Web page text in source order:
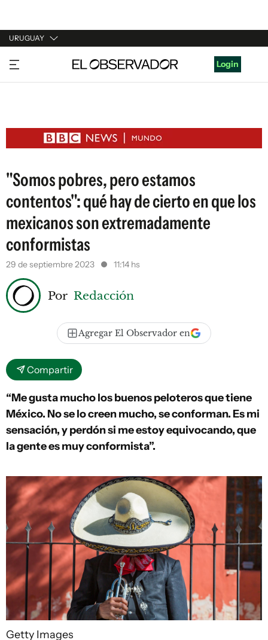
URUGUAY
URUGUAY
ARGENTINA
ESTADOS UNIDOS
Login
"Somos pobres, pero estamos
contentos": qué hay de cierto en que los
mexicanos son extremadamente
conformistas
29 de septiembre 2023 11:14 hs
Por Redacción
Agregar El Observador en
Compartir
“Me gusta mucho los buenos peloteros que tiene
México. No se lo creen mucho, se conforman. Es mi
sensación, y perdón si me estoy equivocando, que
la gente es muy conformista”.
Getty Images